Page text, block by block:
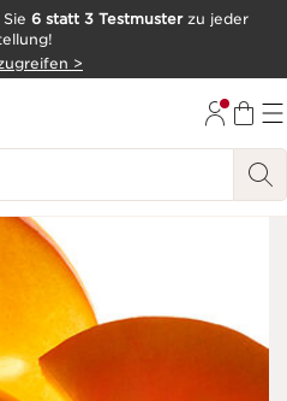
6 statt 3 Testmusterzu jeder
>